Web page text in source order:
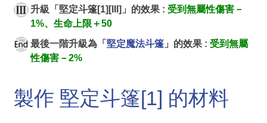
升級「堅定斗篷[1][III]」的效果 : 受到無屬性傷害－
1%、生命上限＋50
最後一階升級為「 堅定魔法斗篷 」的效果 : 受到無屬
性傷害－2%
製作 堅定斗篷[1] 的材料